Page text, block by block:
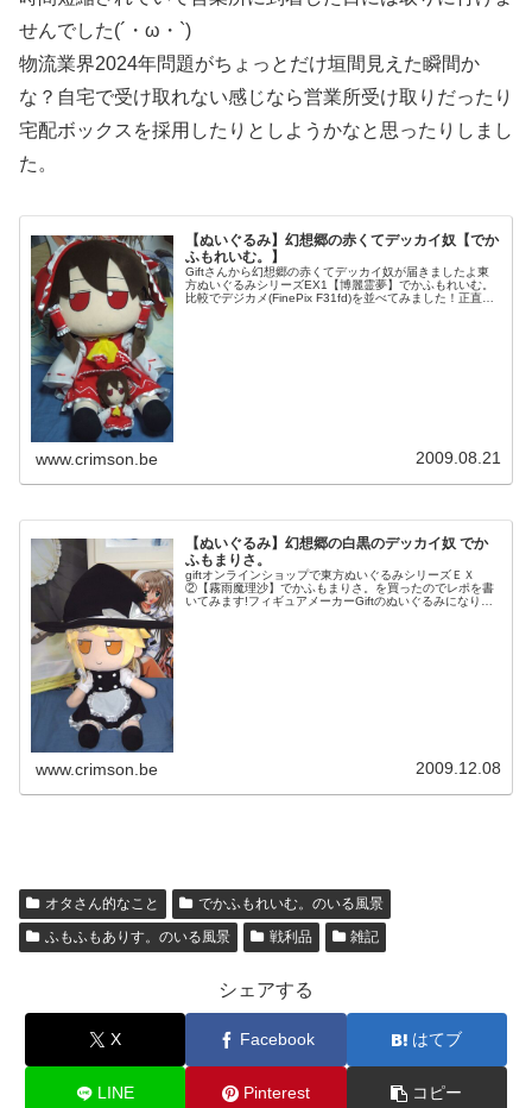
せんでした(´・ω・`)
物流業界2024年問題がちょっとだけ垣間見えた瞬間か
な？自宅で受け取れない感じなら営業所受け取りだったり
宅配ボックスを採用したりとしようかなと思ったりしまし
た。
【ぬいぐるみ】幻想郷の赤くてデッカイ奴【でか
ふもれいむ。】
Giftさんから幻想郷の赤くてデッカイ奴が届きましたよ東
方ぬいぐるみシリーズEX1【博麗霊夢】でかふもれいむ。
比較でデジカメ(FinePix F31fd)を並べてみました！正直デ
www.crimson.be 2009.08.21
【ぬいぐるみ】幻想郷の白黒のデッカイ奴 でか
ふもまりさ。
giftオンラインショップで東方ぬいぐるみシリーズＥＸ
②【霧雨魔理沙】でかふもまりさ。を買ったのでレポを書
いてみます!フィギュアメーカーGiftのぬいぐるみになりま
www.crimson.be 2009.12.08
オタさん的なこと
でかふもれいむ。のいる風景
ふもふもありす。のいる風景
戦利品 雑記
シェアする
X Facebook はてブ
LINE Pinterest コピー